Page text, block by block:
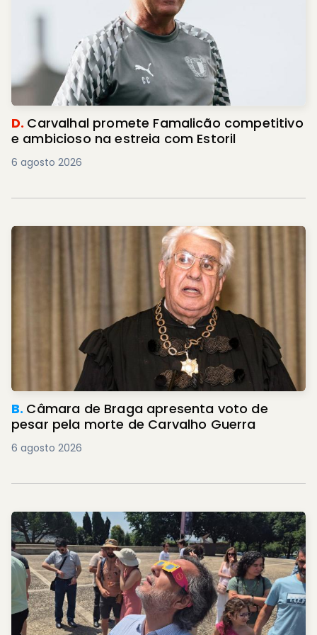
D. Carvalhal promete Famalicão competitivo
e ambicioso na estreia com Estoril
6 agosto 2026
B. Câmara de Braga apresenta voto de
pesar pela morte de Carvalho Guerra
6 agosto 2026